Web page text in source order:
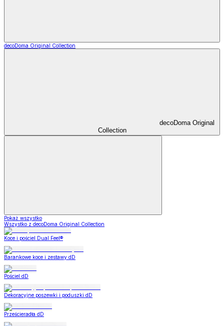
decoDoma Original Collection
decoDoma Original
Collection
Pokaż wszystko
Wszystko z decoDoma Original Collection
Koce i pościel Dual Feel®
Barankowe koce i zestawy dD
Pościel dD
Dekoracyjne poszewki i poduszki dD
Prześcieradła dD